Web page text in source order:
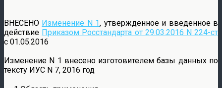
ВНЕСЕНО Изменение N 1, утвержденное и введенное в
действие Приказом Росстандарта от 29.03.2016 N 224-ст
c 01.05.2016
Изменение N 1 внесено изготовителем базы данных по
тексту ИУС N 7, 2016 год